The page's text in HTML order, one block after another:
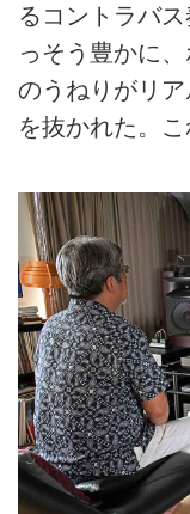
るコントラバ
っそう豊かに
のうねりがリ
を抜かれた。こ